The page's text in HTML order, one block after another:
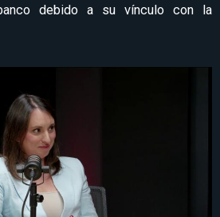
debido a su vínculo con la